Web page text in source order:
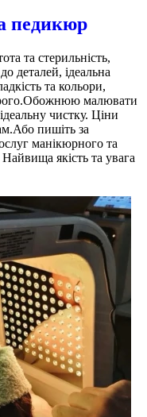
педикюр
та стерильність,
деталей, ідеальна
та кольори,
малювати
чистку. Ціни
пишіть за
манікюрного та
якість та увага